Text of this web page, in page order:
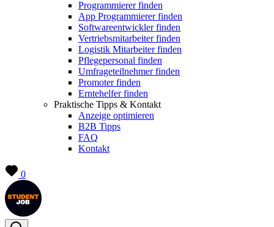
Programmierer finden
App Programmierer finden
Softwareentwickler finden
Vertriebsmitarbeiter finden
Logistik Mitarbeiter finden
Pflegepersonal finden
Umfrageteilnehmer finden
Promoter finden
Erntehelfer finden
Praktische Tipps & Kontakt
Anzeige optimieren
B2B Tipps
FAQ
Kontakt
0